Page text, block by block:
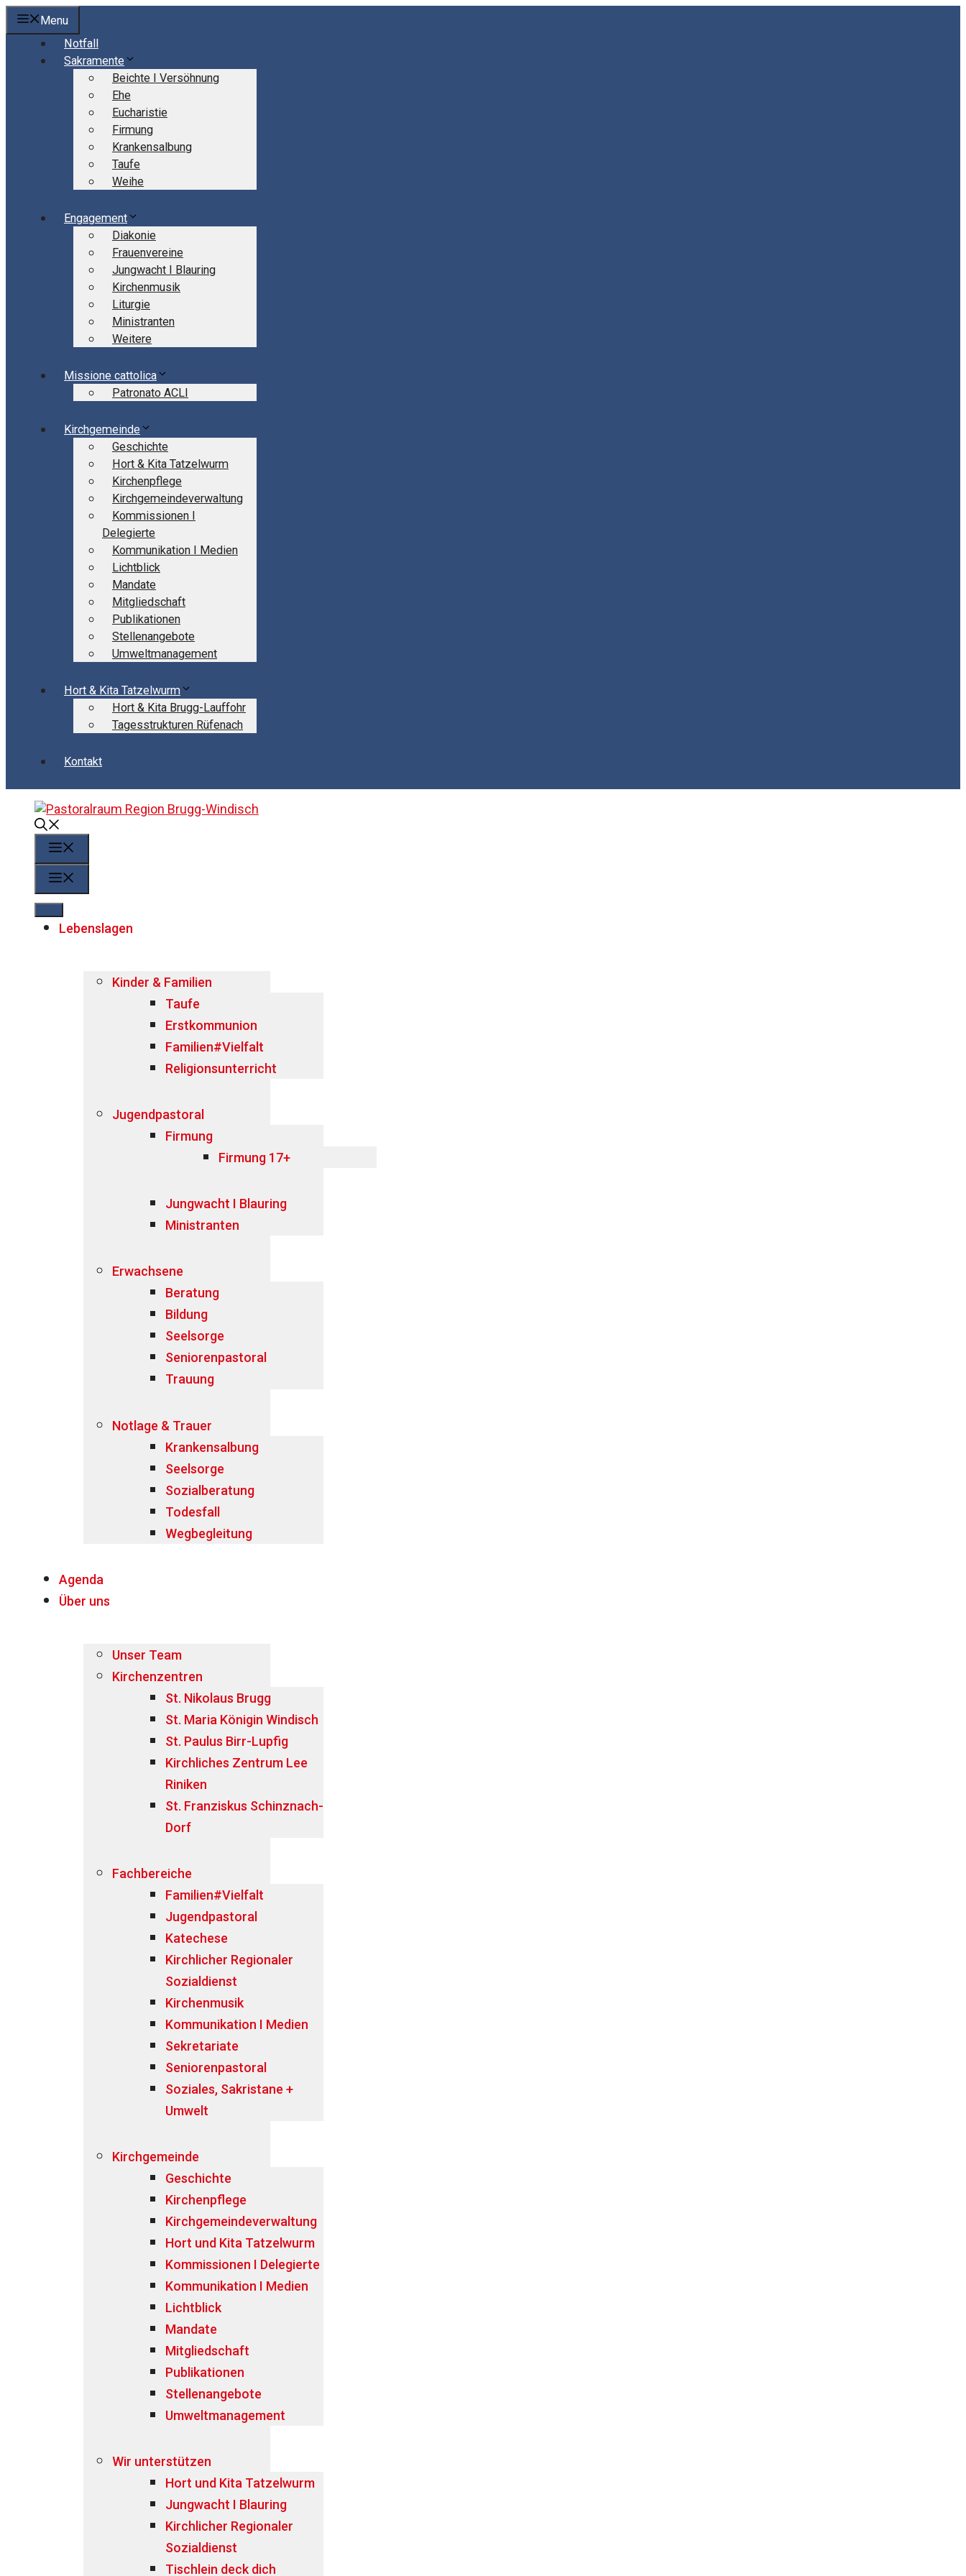
Springe
zum
Menu
Notfall
Sakramente
Beichte I Versöhnung
Ehe
Eucharistie
Firmung
Krankensalbung
Taufe
Weihe
Engagement
Diakonie
Frauenvereine
Jungwacht I Blauring
Kirchenmusik
Liturgie
Ministranten
Weitere
Missione cattolica
Patronato ACLI
Kirchgemeinde
Geschichte
Hort & Kita Tatzelwurm
Kirchenpflege
Kirchgemeindeverwaltung
Kommissionen I
Delegierte
Kommunikation I Medien
Lichtblick
Mandate
Mitgliedschaft
Publikationen
Stellenangebote
Umweltmanagement
Hort & Kita Tatzelwurm
Hort & Kita Brugg-Lauffohr
Tagesstrukturen Rüfenach
Kontakt
Lebenslagen
Kinder & Familien
Taufe
Erstkommunion
Familien#Vielfalt
Religionsunterricht
Jugendpastoral
Firmung
Firmung 17+
Jungwacht I Blauring
Ministranten
Erwachsene
Beratung
Bildung
Seelsorge
Seniorenpastoral
Trauung
Notlage & Trauer
Krankensalbung
Seelsorge
Sozialberatung
Todesfall
Wegbegleitung
Agenda
Über uns
Unser Team
Kirchenzentren
St. Nikolaus Brugg
St. Maria Königin Windisch
St. Paulus Birr-Lupfig
Kirchliches Zentrum Lee
Riniken
St. Franziskus Schinznach-
Dorf
Fachbereiche
Familien#Vielfalt
Jugendpastoral
Katechese
Kirchlicher Regionaler
Sozialdienst
Kirchenmusik
Kommunikation I Medien
Sekretariate
Seniorenpastoral
Soziales, Sakristane +
Umwelt
Kirchgemeinde
Geschichte
Kirchenpflege
Kirchgemeindeverwaltung
Hort und Kita Tatzelwurm
Kommissionen I Delegierte
Kommunikation I Medien
Lichtblick
Mandate
Mitgliedschaft
Publikationen
Stellenangebote
Umweltmanagement
Wir unterstützen
Hort und Kita Tatzelwurm
Jungwacht I Blauring
Kirchlicher Regionaler
Sozialdienst
Tischlein deck dich